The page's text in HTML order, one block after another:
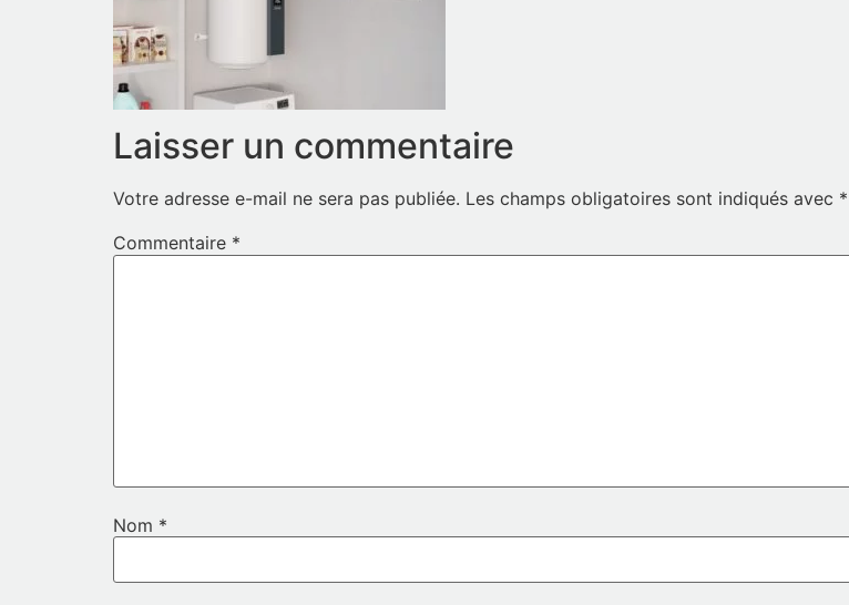
Laisser un commentaire
Votre adresse e-mail ne sera pas publiée. Les champs obligatoires sont indiqués avec *
Commentaire *
Nom *